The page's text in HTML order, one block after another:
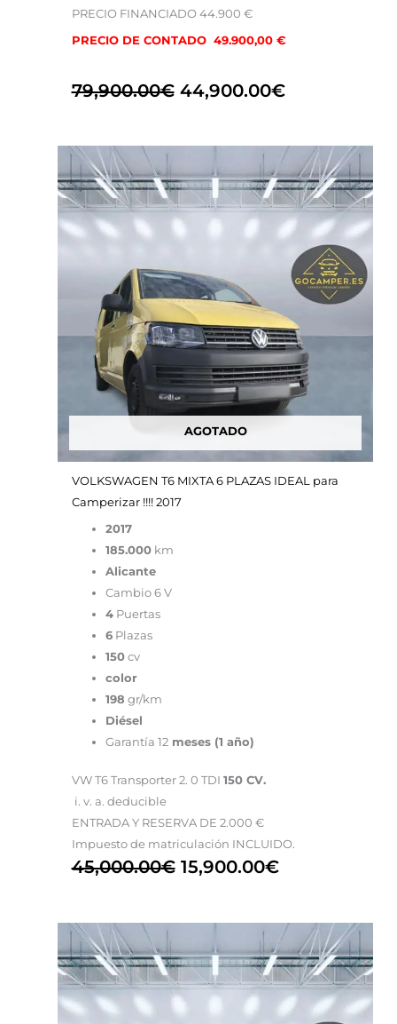
PRECIO FINANCIADO 44.900 €
PRECIO DE CONTADO 49.900,00 €
79,900.00€ 44,900.00€
AGOTADO
VOLKSWAGEN T6 MIXTA 6 PLAZAS IDEAL para
Camperizar !!!! 2017
2017
185.000km
Alicante
Cambio 6 V
4Puertas
6Plazas
150cv
color
198 gr/km
Diésel
Garantía 12meses (1 año)
VW T6 Transporter 2. 0 TDI 150 CV.
i. v. a. deducible
ENTRADA Y RESERVA DE 2.000 €
Impuesto de matriculación INCLUIDO.
45,000.00€
precio
original
era:
15,900.00€
El
precio
actual
es:
15,900.00€.
precio
original
era:
El
precio
actual
es: